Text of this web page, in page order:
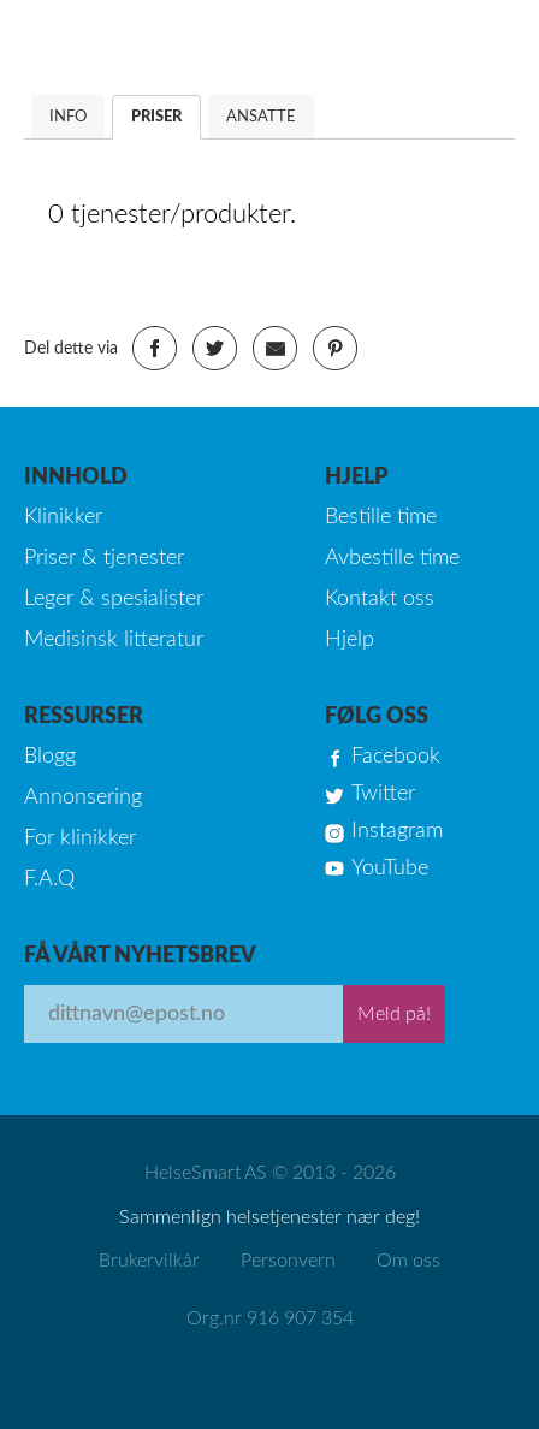
INFO PRISER ANSATTE
0 tjenester/produkter.
Del dette via
INNHOLD
Klinikker
Priser & tjenester
Leger & spesialister
Medisinsk litteratur
HJELP
Bestille time
Avbestille time
Kontakt oss
Hjelp
RESSURSER
Blogg
Annonsering
For klinikker
F.A.Q
FØLG OSS
Facebook
Twitter
Instagram
YouTube
FÅ VÅRT NYHETSBREV
Meld på!
HelseSmart AS © 2013 - 2026
Sammenlign helsetjenester nær deg!
Brukervilkår Personvern Om oss
Org.nr 916 907 354